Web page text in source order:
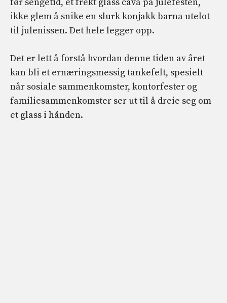
ikke glem å snike en slurk konjakk barna utelot
til julenissen. Det hele legger opp.
Det er lett å forstå hvordan denne tiden av året
kan bli et ernæringsmessig tankefelt, spesielt
når sosiale sammenkomster, kontorfester og
familiesammenkomster ser ut til å dreie seg om
et glass i hånden.